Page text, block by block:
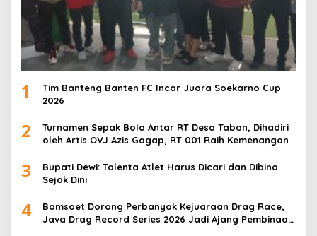
1
Tim Banteng Banten FC Incar Juara Soekarno Cup
2026
2
Turnamen Sepak Bola Antar RT Desa Taban, Dihadiri
oleh Artis OVJ Azis Gagap, RT 001 Raih Kemenangan
3
Bupati Dewi: Talenta Atlet Harus Dicari dan Dibina
Sejak Dini
4
Bamsoet Dorong Perbanyak Kejuaraan Drag Race,
Java Drag Record Series 2026 Jadi Ajang Pembinaan